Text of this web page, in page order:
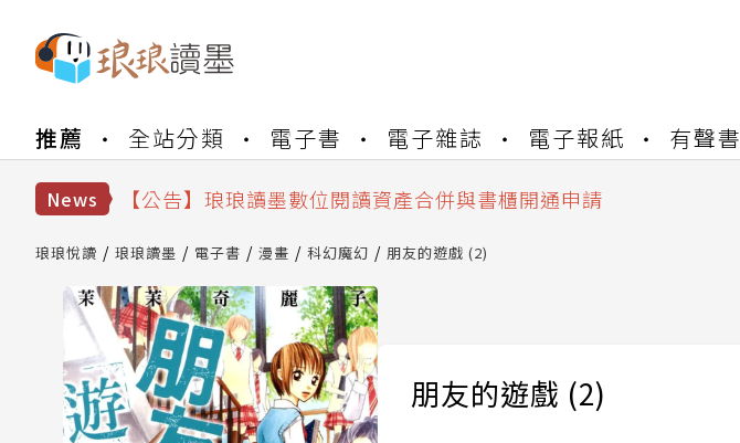
推薦 全站分類 電子書 電子雜誌 電子報紙 有聲書
News
【公告】琅琅書店服務升級重要說明及資產合併結果查詢
【公告】因 Readmoo 讀墨系統維護中，本站同步暫停部分閱讀服務
【公告】琅琅讀墨書櫃開通常見問題
【公告】琅琅書店服務升級重要說明及資產合併結果查詢
【公告】因 Readmoo 讀墨系統維護中，本站同步暫停部分閱讀服務
琅琅悅讀 琅琅讀墨 電子書 漫畫 科幻魔幻 朋友的遊戲 (2)
朋友的遊戲 (2)